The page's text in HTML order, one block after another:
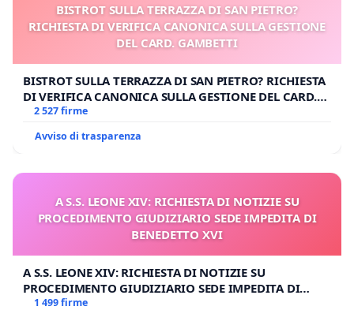
BISTROT SULLA TERRAZZA DI SAN PIETRO?
RICHIESTA DI VERIFICA CANONICA SULLA GESTIONE
DEL CARD. GAMBETTI
BISTROT SULLA TERRAZZA DI SAN PIETRO? RICHIESTA
DI VERIFICA CANONICA SULLA GESTIONE DEL CARD.
GAMBETTI
2 527 firme
Avviso di trasparenza
A S.S. LEONE XIV: RICHIESTA DI NOTIZIE SU
PROCEDIMENTO GIUDIZIARIO SEDE IMPEDITA DI
BENEDETTO XVI
A S.S. LEONE XIV: RICHIESTA DI NOTIZIE SU
PROCEDIMENTO GIUDIZIARIO SEDE IMPEDITA DI
BENEDETTO XVI
1 499 firme